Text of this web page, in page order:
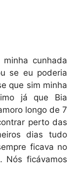
cunhada
se eu poderia
que sim minha
já que Bia
longo de 7
perto das
dias tudo
ficava no
Nós ficávamos